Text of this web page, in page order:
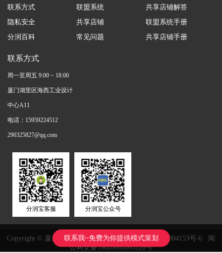
联系方式
隐私安全
分润百科
联盟系统
共享店铺
常见问题
共享店铺解答
联盟系统手册
共享店铺手册
联系方式
周一至周五 9:00 ~ 18:00
厦门湖里区海西工业设计
中心A11
电话：15959224512
290325827@qq.com
分润宝客服 分润宝公众号
Copyright © 厦门鸿鑫正网络科技有限公司闽ICP备11004153号-6
闽
公网安备35020602003228号
联系我~免费为你提供模式策划